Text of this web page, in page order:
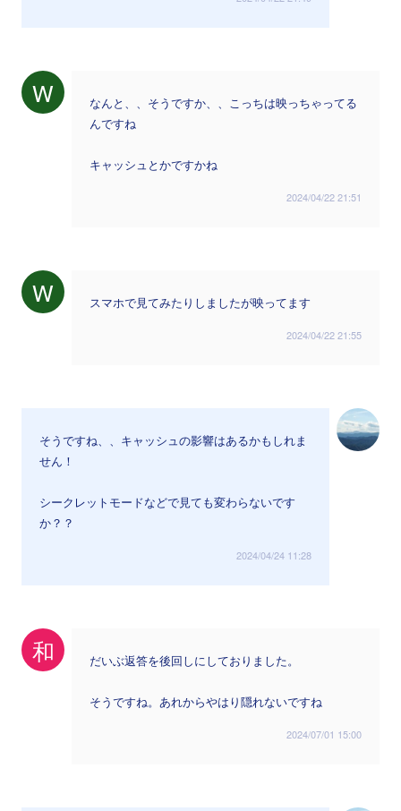
W
なんと、、そうですか、、こっちは映っちゃってる
んですね
キャッシュとかですかね
2024/04/22 21:51
W スマホで見てみたりしましたが映ってます
2024/04/22 21:55
そうですね、、キャッシュの影響はあるかもしれま
せん！
シークレットモードなどで見ても変わらないです
か？？
2024/04/24 11:28
和 だいぶ返答を後回しにしておりました。
そうですね。あれからやはり隠れないですね
2024/07/01 15:00